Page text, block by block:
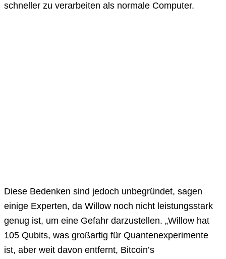
schneller zu verarbeiten als normale Computer.
Diese Bedenken sind jedoch unbegründet, sagen
einige Experten, da Willow noch nicht leistungsstark
genug ist, um eine Gefahr darzustellen. „Willow hat
105 Qubits, was großartig für Quantenexperimente
ist, aber weit davon entfernt, Bitcoin’s